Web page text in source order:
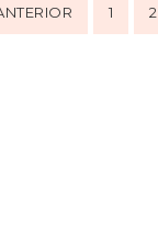
1 2